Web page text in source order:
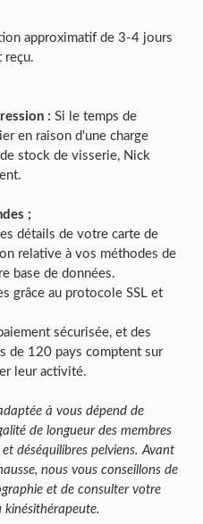
approximatif de 3-4 jours
reçu.
: Si le temps de
en raison d'une charge
stock de visserie, Nick
;
détails de votre carte de
relative à vos méthodes de
base de données.
grâce au protocole SSL et
sécurisée, et des
de 120 pays comptent sur
leur activité.
à vous dépend de
de longueur des membres
déséquilibres pelviens. Avant
nous vous conseillons de
et de consulter votre
kinésithérapeute.